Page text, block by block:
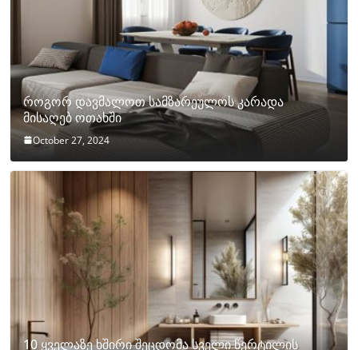
როგორ დავმალოთ სამზარეულოს კარადა
მისაღებ ოთახში
October 27, 2024
10 ყველაზე ხშირი შეცდომა სველი წერტილის